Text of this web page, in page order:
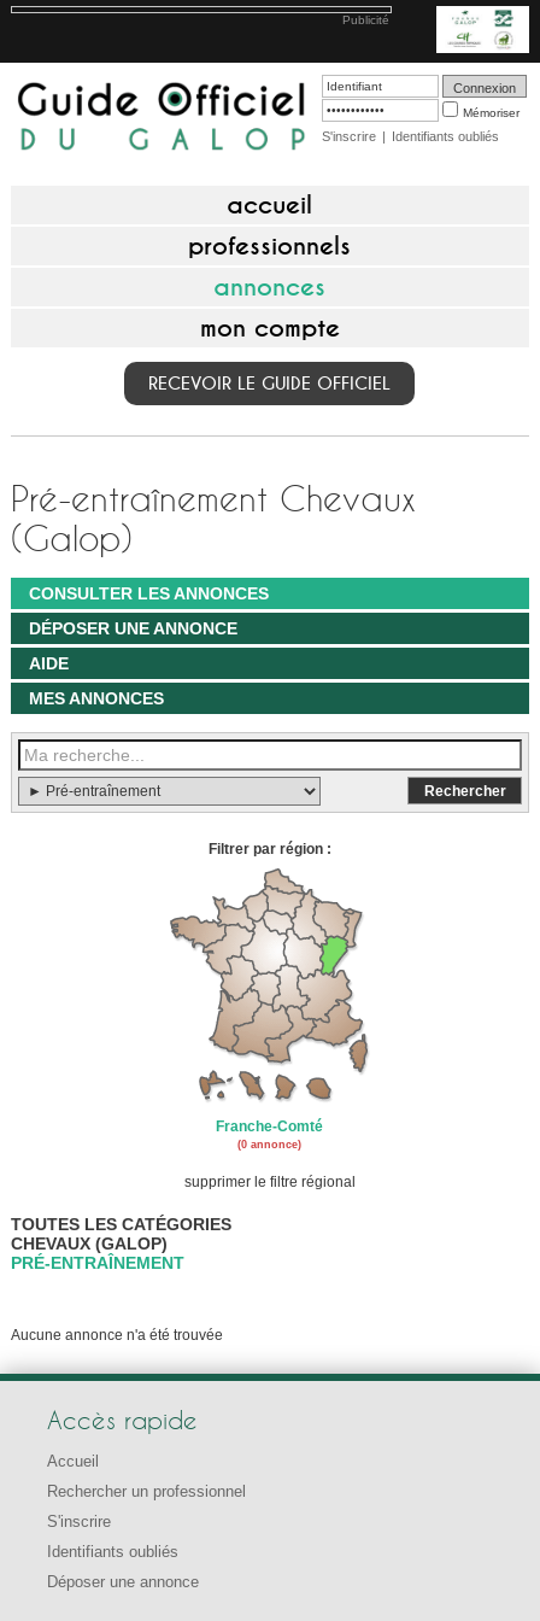
Publicité
Mémoriser
S'inscrire | Identifiants oubliés
accueil
professionnels
annonces
mon compte
RECEVOIR LE GUIDE OFFICIEL
Pré-entraînement Chevaux
(Galop)
CONSULTER LES ANNONCES
DÉPOSER UNE ANNONCE
AIDE
MES ANNONCES
Filtrer par région :
Franche-Comté
(0 annonce)
supprimer le filtre régional
TOUTES LES CATÉGORIES
CHEVAUX (GALOP)
PRÉ-ENTRAÎNEMENT
Aucune annonce n'a été trouvée
Accès rapide
Accueil
Rechercher un professionnel
S'inscrire
Identifiants oubliés
Déposer une annonce